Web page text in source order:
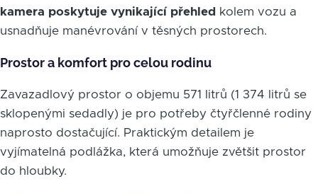
kamera poskytuje vynikající přehled kolem vozu a
usnadňuje manévrování v těsných prostorech.
Prostor a komfort pro celou rodinu
Zavazadlový prostor o objemu 571 litrů (1 374 litrů se
sklopenými sedadly) je pro potřeby čtyřčlenné rodiny
naprosto dostačující. Praktickým detailem je
vyjímatelná podlážka, která umožňuje zvětšit prostor
do hloubky.